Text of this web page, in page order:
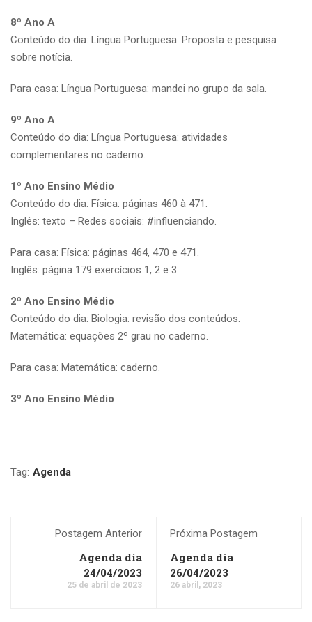
8º Ano A
Conteúdo do dia: Língua Portuguesa: Proposta e pesquisa
sobre notícia.
Para casa: Língua Portuguesa: mandei no grupo da sala.
9º Ano A
Conteúdo do dia: Língua Portuguesa: atividades
complementares no caderno.
1º Ano Ensino Médio
Conteúdo do dia: Física: páginas 460 à 471.
Inglês: texto – Redes sociais: #influenciando.
Para casa: Física: páginas 464, 470 e 471.
Inglês: página 179 exercícios 1, 2 e 3.
2º Ano Ensino Médio
Conteúdo do dia: Biologia: revisão dos conteúdos.
Matemática: equações 2º grau no caderno.
Para casa: Matemática: caderno.
3º Ano Ensino Médio
Tag: Agenda
Postagem Anterior
Agenda dia
24/04/2023
25 de abril de 2023
Próxima Postagem
Agenda dia
26/04/2023
26 abril, 2023